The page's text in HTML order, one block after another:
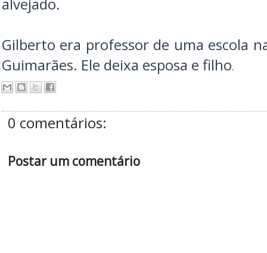
Gilberto era professor de uma escola
Guimarães. Ele deixa esposa e filho.
0 comentários:
Postar um comentário